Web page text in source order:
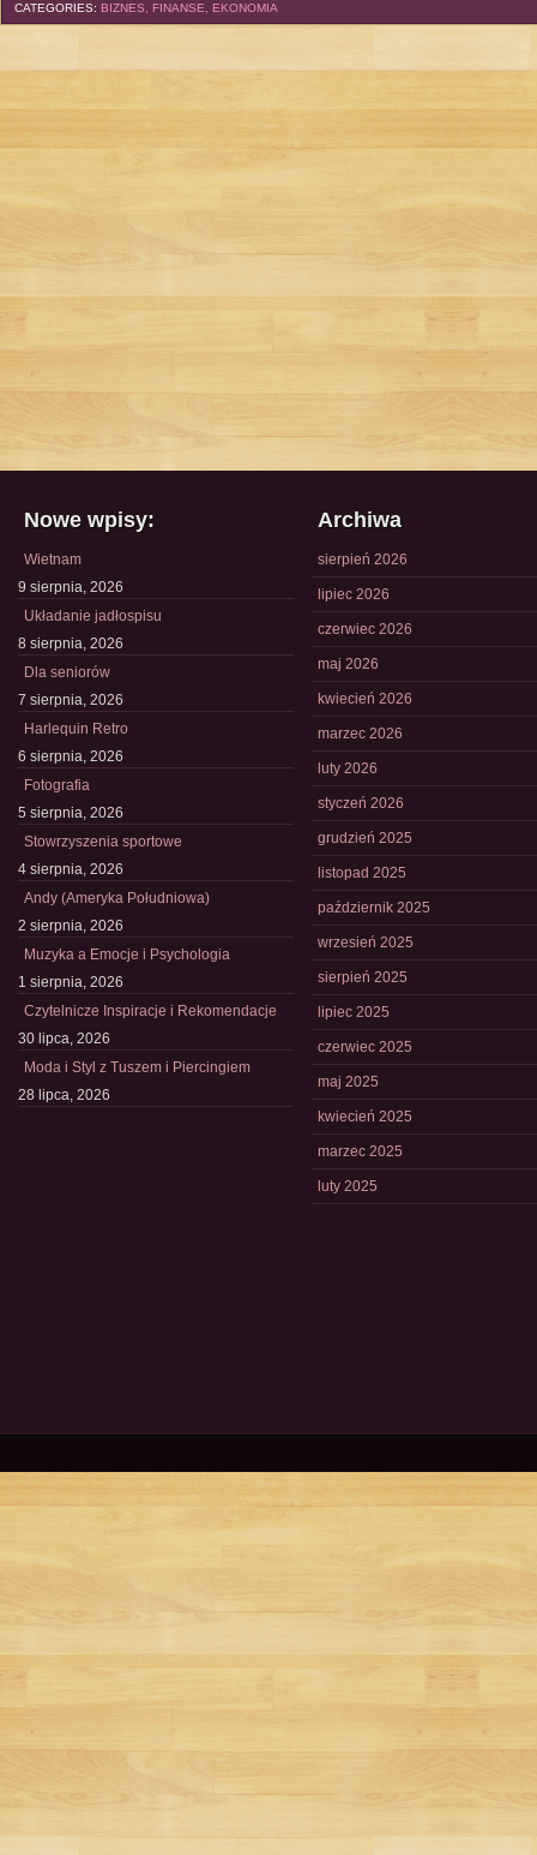
CATEGORIES: BIZNES, FINANSE, EKONOMIA
Nowe wpisy:
Wietnam
9 sierpnia, 2026
Układanie jadłospisu
8 sierpnia, 2026
Dla seniorów
7 sierpnia, 2026
Harlequin Retro
6 sierpnia, 2026
Fotografia
5 sierpnia, 2026
Stowrzyszenia sportowe
4 sierpnia, 2026
Andy (Ameryka Południowa)
2 sierpnia, 2026
Muzyka a Emocje i Psychologia
1 sierpnia, 2026
Czytelnicze Inspiracje i Rekomendacje
30 lipca, 2026
Moda i Styl z Tuszem i Piercingiem
28 lipca, 2026
Archiwa
sierpień 2026
lipiec 2026
czerwiec 2026
maj 2026
kwiecień 2026
marzec 2026
luty 2026
styczeń 2026
grudzień 2025
listopad 2025
październik 2025
wrzesień 2025
sierpień 2025
lipiec 2025
czerwiec 2025
maj 2025
kwiecień 2025
marzec 2025
luty 2025